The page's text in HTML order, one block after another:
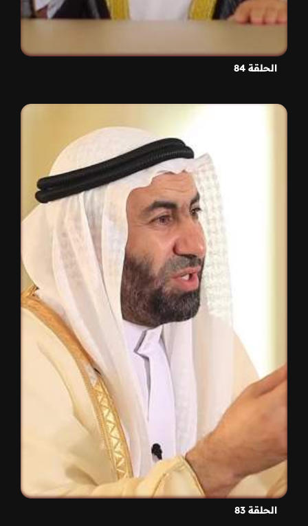
الحلقة 84
الحلقة 83